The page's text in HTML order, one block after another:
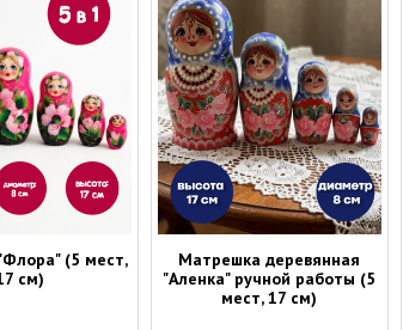
(5 мест,
см)
Матрешка деревянная
"Аленка" ручной работы (5
мест, 17 см)